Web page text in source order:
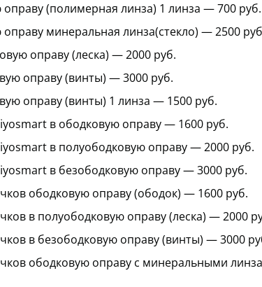
(полимерная линза) 1 линза — 700 руб.
минеральная линза(стекло) — 2500
оправу (леска) — 2000 руб.
оправу (винты) — 3000 руб.
оправу (винты) 1 линза — 1500 руб.
в ободковую оправу — 1600 руб.
в полуободковую оправу — 2000 руб.
в безободковую оправу — 3000 руб.
ободковую оправу (ободок) — 1600 руб.
в полуободковую оправу (леска) — 2000
в безободковую оправу (винты) — 3000
ободковую оправу с минеральными